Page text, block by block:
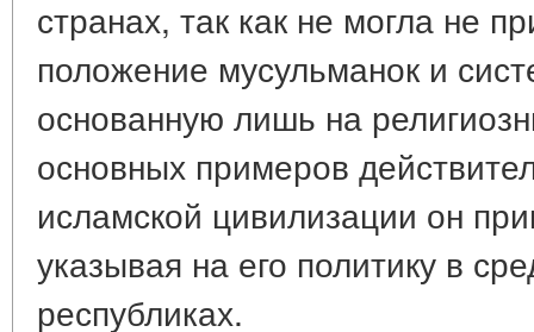
странах, так как не могла не
положение мусульманок и
основанную лишь на
основных примеров
исламской цивилизации он
указывая на его политику в
республиках.